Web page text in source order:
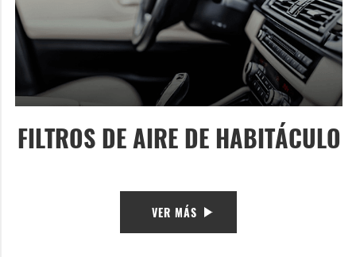
FILTROS DE AIRE DE HABITÁCULO
VER MÁS